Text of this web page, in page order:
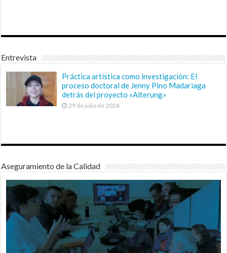
Entrevista
Práctica artística como investigación: El
proceso doctoral de Jenny Pino Madariaga
detrás del proyecto «Alterung»
29 de julio de 2026
Aseguramiento de la Calidad